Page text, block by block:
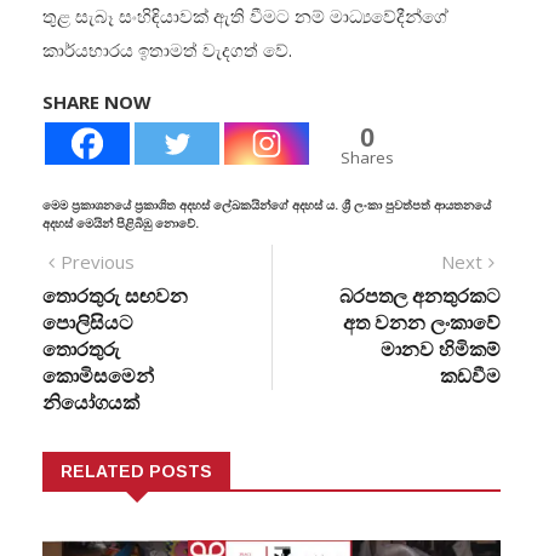
තුළ සැබෑ සංහිඳියාවක් ඇති වීමට නම් මාධ්‍යවේදීන්ගේ
කාර්යභාරය ඉතාමත් වැදගත් වේ.
SHARE NOW
0
Shares
මෙම ප්‍රකාශනයේ ප්‍රකාශිත අදහස් ලේඛකයින්ගේ අදහස් ය. ශ්‍රී ලංකා පුවත්පත් ආයතනයේ
අදහස් මෙයින් පිළිබිඹු නොවේ.
Previous
තොරතුරු සඟවන
පොලිසියට
තොරතුරු
කොමිසමෙන්
නියෝගයක්
Next
බරපතල අනතුරකට
අත වනන ලංකාවේ
මානව හිමිකම්
කඩවීම
RELATED POSTS